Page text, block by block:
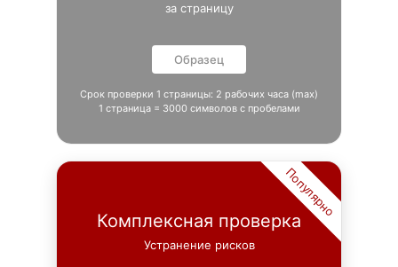
за страницу
Образец
Срок проверки 1 страницы: 2 рабочих часа (max)
1 страница = 3000 символов с пробелами
Комплексная проверка
Устранение рисков
Популярно